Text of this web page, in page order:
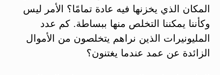
المكان الذي يخزنها فيه عادة تمامًا؟ الأمر ليس
وكأننا يمكننا التخلص منها ببساطة. كم عدد
المليونيرات الذين نراهم يتخلصون من الأموال
الزائدة عن عمد عندما يغتنون؟